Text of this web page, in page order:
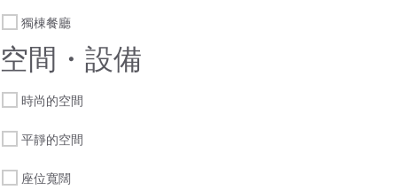
獨棟餐廳
空間・設備
時尚的空間
平靜的空間
座位寬闊